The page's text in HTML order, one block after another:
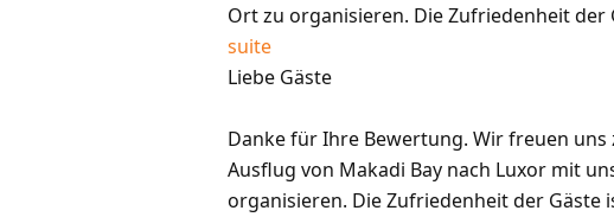
Ort zu organisieren. Die Zufriedenheit der
suite
Liebe Gäste
Danke für Ihre Bewertung. Wir freuen
Ausflug von Makadi Bay nach Luxor mit
organisieren. Die Zufriedenheit der Gäste